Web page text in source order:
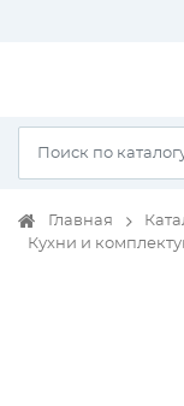
Главная
Кухни и